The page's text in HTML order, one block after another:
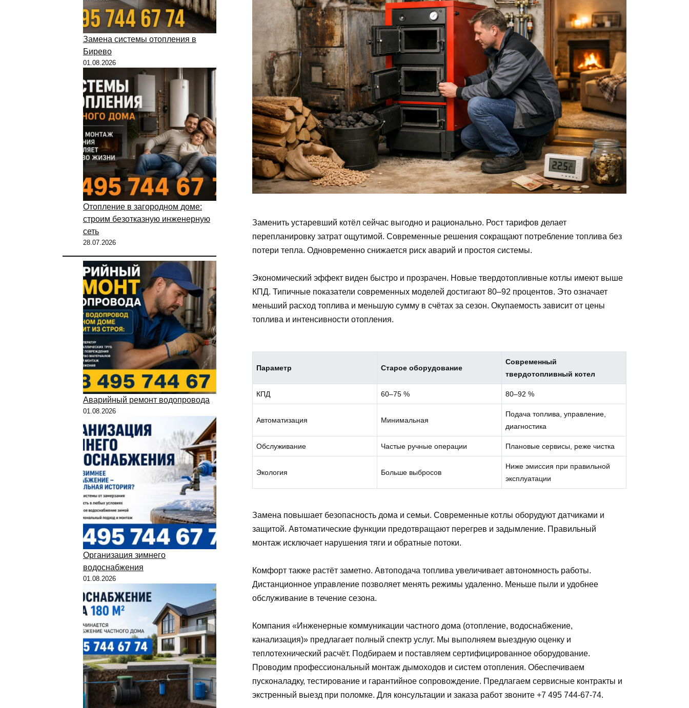
Заменить устаревший котёл сейчас выгодно и рационально. Рост тарифов делает
перепланировку затрат ощутимой. Современные решения сокращают потребление топлива без
потери тепла. Одновременно снижается риск аварий и простоя системы.
Экономический эффект виден быстро и прозрачен. Новые твердотопливные котлы имеют выше
КПД. Типичные показатели современных моделей достигают 80–92 процентов. Это означает
меньший расход топлива и меньшую сумму в счётах за сезон. Окупаемость зависит от цены
топлива и интенсивности отопления.
Параметр Старое оборудование
Современный
твердотопливный котел
КПД 60–75 % 80–92 %
Автоматизация Минимальная
Подача топлива, управление,
диагностика
Обслуживание Частые ручные операции Плановые сервисы, реже чистка
Экология Больше выбросов
Ниже эмиссия при правильной
эксплуатации
Замена повышает безопасность дома и семьи. Современные котлы оборудуют датчиками и
защитой. Автоматические функции предотвращают перегрев и задымление. Правильный
монтаж исключает нарушения тяги и обратные потоки.
Комфорт также растёт заметно. Автоподача топлива увеличивает автономность работы.
Дистанционное управление позволяет менять режимы удаленно. Меньше пыли и удобнее
обслуживание в течение сезона.
Компания «Инженерные коммуникации частного дома (отопление, водоснабжение,
канализация)» предлагает полный спектр услуг. Мы выполняем выездную оценку и
теплотехнический расчёт. Подбираем и поставляем сертифицированное оборудование.
Проводим профессиональный монтаж дымоходов и систем отопления. Обеспечиваем
пусконаладку, тестирование и гарантийное сопровождение. Предлагаем сервисные контракты и
экстренный выезд при поломке. Для консультации и заказа работ звоните +7 495 744-67-74.
Замена системы отопления в
Бирево
01.08.2026
Отопление в загородном доме:
строим безотказную инженерную
сеть
28.07.2026
Аварийный ремонт водопровода
01.08.2026
Организация зимнего
водоснабжения
01.08.2026